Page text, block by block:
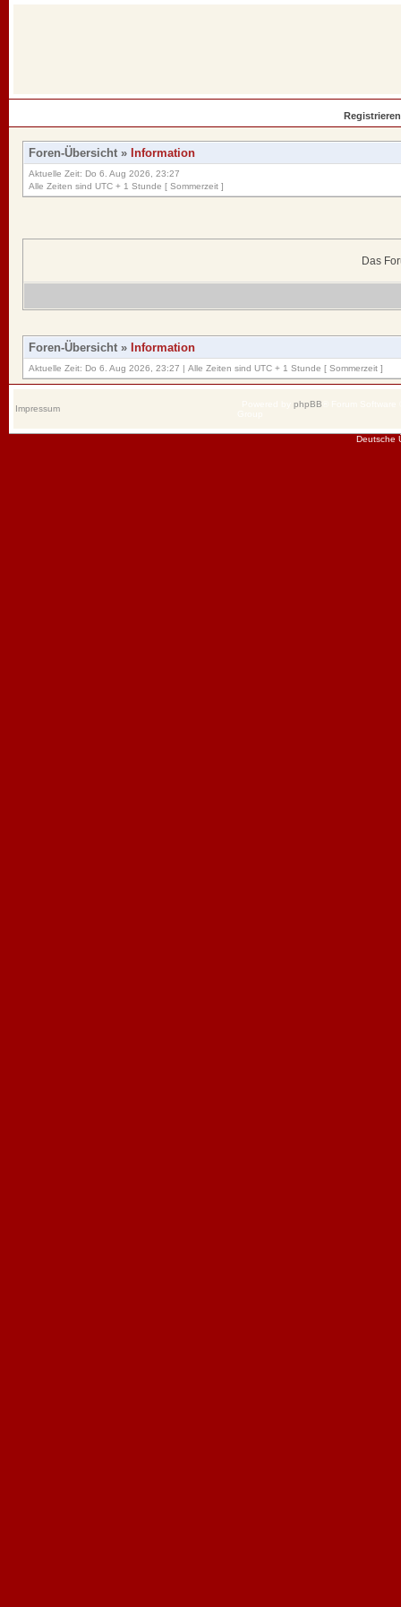
Registrieren
Foren-Übersicht » Information
Aktuelle Zeit: Do 6. Aug 2026, 23:27
Alle Zeiten sind UTC + 1 Stunde [ Sommerzeit ]
Das
Foren-Übersicht » Information
Aktuelle Zeit: Do 6. Aug 2026, 23:27 | Alle Zeiten sind UTC + 1 Stunde [ Sommerzeit ]
Impressum phpBB
Deutsche